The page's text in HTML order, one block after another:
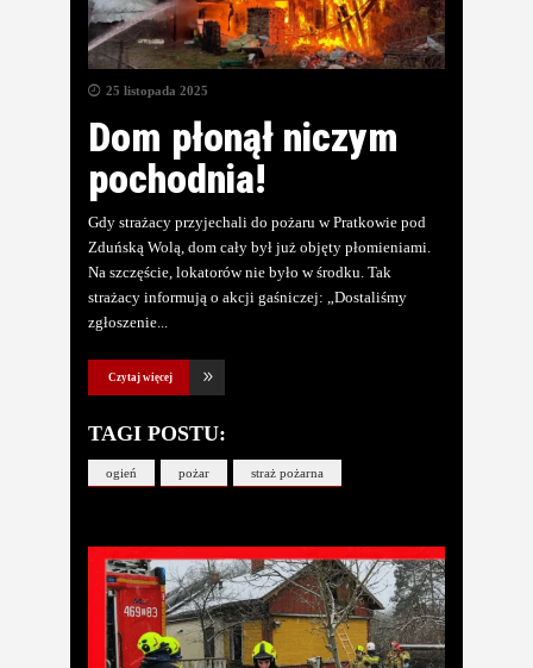
25 listopada 2025
Dom płonął niczym
pochodnia!
Gdy strażacy przyjechali do pożaru w Pratkowie pod
Zduńską Wolą, dom cały był już objęty płomieniami.
Na szczęście, lokatorów nie było w środku. Tak
strażacy informują o akcji gaśniczej: „Dostaliśmy
zgłoszenie
Czytaj więcej
TAGI POSTU:
ogień pożar straż pożarna